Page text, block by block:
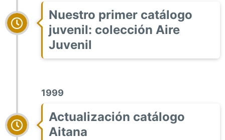
Nuestro primer catálogo
juvenil: colección Aire
Juvenil
1999
Actualización catálogo
Aitana